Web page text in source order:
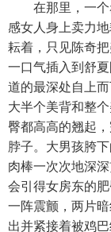
在那里，一个
感女人身上卖力
耘着，只见陈奇
一口气插入到舒夏
道的最深处自上
大半个美背和整
臀都高高的翘起
脖子。大男孩胯
肉棒一次次地深
会引得女房东的
一阵震颤，两片
出并紧接着被鸡